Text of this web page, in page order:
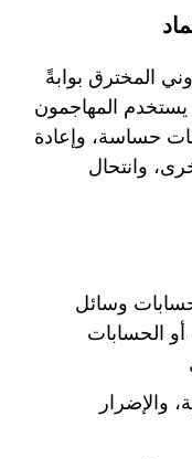
المخترق بوابةً
يستخدم المهاجمون
حساسة، وإعادة
وانتحال
وسائل
أو الحسابات
والإضرار